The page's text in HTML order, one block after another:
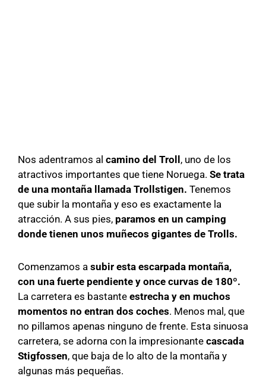
Nos adentramos al camino del Troll , uno de los
atractivos importantes que tiene Noruega. Se trata
de una montaña llamada Trollstigen. Tenemos
que subir la montaña y eso es exactamente la
atracción. A sus pies, paramos en un camping
donde tienen unos muñecos gigantes de Trolls.
Comenzamos a subir esta escarpada montaña,
con una fuerte pendiente y once curvas de 180º.
La carretera es bastante estrecha y en muchos
momentos no entran dos coches. Menos mal, que
no pillamos apenas ninguno de frente. Esta sinuosa
carretera, se adorna con la impresionante cascada
Stigfossen, que baja de lo alto de la montaña y
algunas más pequeñas.